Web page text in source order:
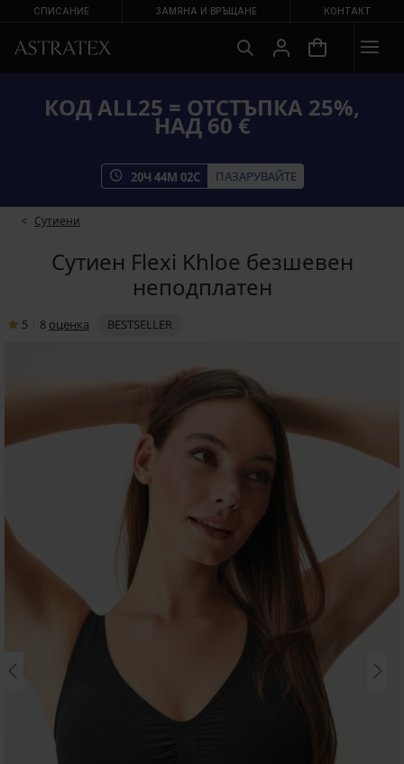
СПИСАНИЕ ЗАМЯНА И ВРЪЩАНЕ КОНТАКТ
КОД ALL25 = ОТСТЪПКА 25%,
НАД 60 €
20Ч 44М 02С ПАЗАРУВАЙТЕ
Сутиени
Сутиен Flexi Khloe безшевен
неподплатен
5 8 oценка BESTSELLER